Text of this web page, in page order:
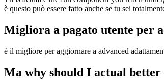
è questo può essere fatto anche se tu sei
Migliora a pagato utente per
è il migliore per aggiornare a advanced
Ma why should I actual better